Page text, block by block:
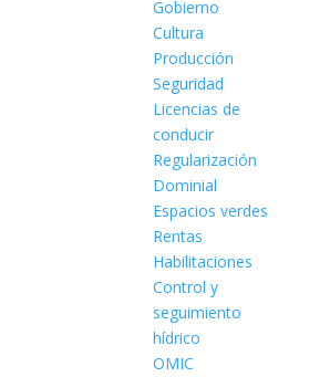
Gobierno
Cultura
Producción
Seguridad
Licencias de
conducir
Regularización
Dominial
Espacios verdes
Rentas
Habilitaciones
Control y
seguimiento
hídrico
OMIC